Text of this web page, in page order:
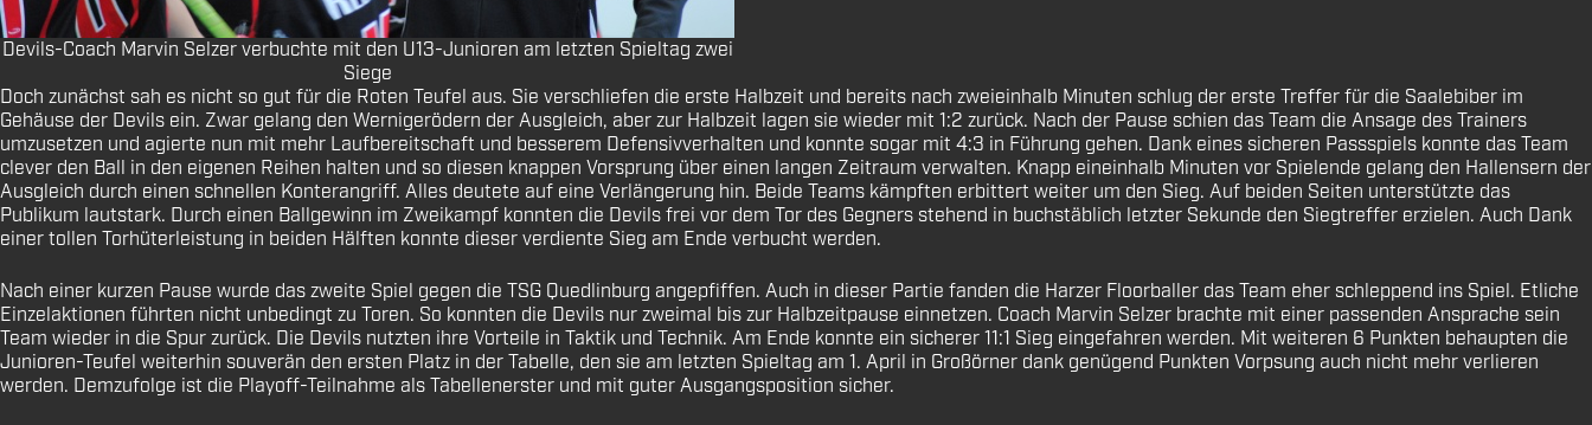
Devils-Coach Marvin Selzer verbuchte mit den U13-Junioren am letzten Spieltag zwei
Siege
Doch zunächst sah es nicht so gut für die Roten Teufel aus. Sie verschliefen die erste Halbzeit und bereits nach zweieinhalb Minuten schlug der erste Treffer für die Saalebiber im
Gehäuse der Devils ein. Zwar gelang den Wernigerödern der Ausgleich, aber zur Halbzeit lagen sie wieder mit 1:2 zurück. Nach der Pause schien das Team die Ansage des Trainers
umzusetzen und agierte nun mit mehr Laufbereitschaft und besserem Defensivverhalten und konnte sogar mit 4:3 in Führung gehen. Dank eines sicheren Passspiels konnte das Team
clever den Ball in den eigenen Reihen halten und so diesen knappen Vorsprung über einen langen Zeitraum verwalten. Knapp eineinhalb Minuten vor Spielende gelang den Hallensern der
Ausgleich durch einen schnellen Konterangriff. Alles deutete auf eine Verlängerung hin. Beide Teams kämpften erbittert weiter um den Sieg. Auf beiden Seiten unterstützte das
Publikum lautstark. Durch einen Ballgewinn im Zweikampf konnten die Devils frei vor dem Tor des Gegners stehend in buchstäblich letzter Sekunde den Siegtreffer erzielen. Auch Dank
einer tollen Torhüterleistung in beiden Hälften konnte dieser verdiente Sieg am Ende verbucht werden.
Nach einer kurzen Pause wurde das zweite Spiel gegen die TSG Quedlinburg angepfiffen. Auch in dieser Partie fanden die Harzer Floorballer das Team eher schleppend ins Spiel. Etliche
Einzelaktionen führten nicht unbedingt zu Toren. So konnten die Devils nur zweimal bis zur Halbzeitpause einnetzen. Coach Marvin Selzer brachte mit einer passenden Ansprache sein
Team wieder in die Spur zurück. Die Devils nutzten ihre Vorteile in Taktik und Technik. Am Ende konnte ein sicherer 11:1 Sieg eingefahren werden. Mit weiteren 6 Punkten behaupten die
Junioren-Teufel weiterhin souverän den ersten Platz in der Tabelle, den sie am letzten Spieltag am 1. April in Großörner dank genügend Punkten Vorpsung auch nicht mehr verlieren
werden. Demzufolge ist die Playoff-Teilnahme als Tabellenerster und mit guter Ausgangsposition sicher.